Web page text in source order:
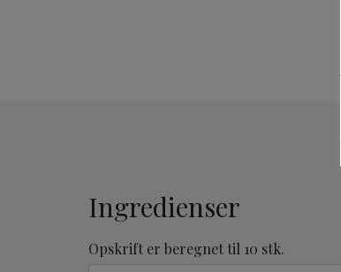
Ingredienser
Opskrift er beregnet til 10 stk.